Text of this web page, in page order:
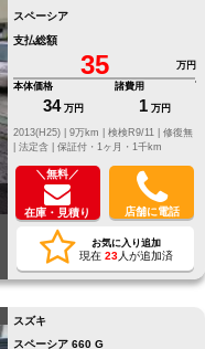
スペーシア
支払総額
35
万円
本体価格
34 万円
諸費用
1 万円
修復無
法定含 | 保証付・1ヶ月・1千km
＼無料／
在庫・見積り 店舗に電話
お気に入り追加
現在 23人が追加済
スズキ
スペーシア 660 G